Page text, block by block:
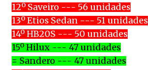
12º Saveiro --- 56 unidades
13º Etios Sedan --- 51 unidades
14º HB20S --- 50 unidades
15º Hilux --- 47 unidades
= Sandero --- 47 unidades